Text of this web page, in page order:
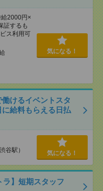
2000円×
証するも
ス利用可
気になる！
けるイベントスタ
給料もらえる日払
谷駅） 気になる！
ラ】短期スタッフ